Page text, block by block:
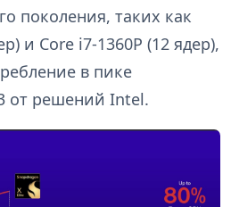
поколения, таких как
и Core i7-1360P (12 ядер),
в пике
от решений Intel.